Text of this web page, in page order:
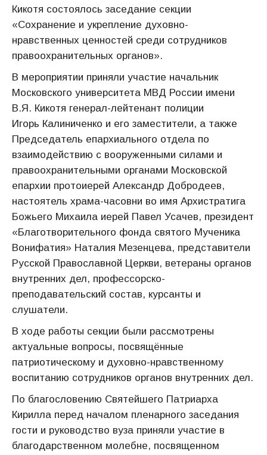
Кикотя состоялось заседание секции
«Сохранение и укрепление духовно-
нравственных ценностей среди сотрудников
правоохранительных органов».
В мероприятии приняли участие начальник
Московского университета МВД России имени
В.Я. Кикотя генерал-лейтенант полиции
Игорь Калиниченко и его заместители, а также
Председатель епархиального отдела по
взаимодействию с вооруженными силами и
правоохранительными органами Московской
епархии протоиерей Александр Добродеев,
настоятель храма-часовни во имя Архистратига
Божьего Михаила иерей Павел Усачев, президент
«Благотворительного фонда святого Мученика
Вонифатия» Наталия Мезенцева, представители
Русской Православной Церкви, ветераны органов
внутренних дел, профессорско-
преподавательский состав, курсанты и
слушатели.
В ходе работы секции были рассмотрены
актуальные вопросы, посвящённые
патриотическому и духовно-нравственному
воспитанию сотрудников органов внутренних дел.
По благословению Святейшего Патриарха
Кирилла перед началом пленарного заседания
гости и руководство вуза приняли участие в
благодарственном молебне, посвященном